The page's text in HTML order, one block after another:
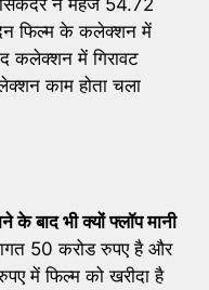
फिल्म के कलेक्शन में
कलेक्शन में गिरावट
काम होता चला
बाद भी क्यों फ्लॉप मानी
50 करोड रुपए है और
में फिल्म को खरीदा है